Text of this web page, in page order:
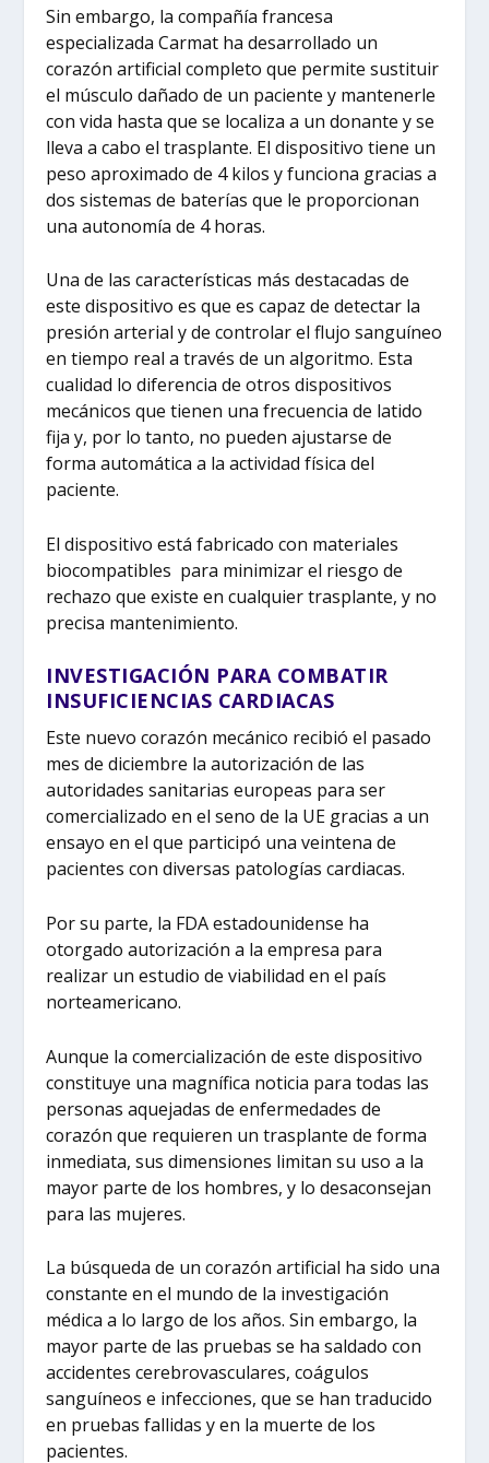
Sin embargo, la compañía francesa
especializada Carmat ha desarrollado un
corazón artificial completo que permite sustituir
el músculo dañado de un paciente y mantenerle
con vida hasta que se localiza a un donante y se
lleva a cabo el trasplante. El dispositivo tiene un
peso aproximado de 4 kilos y funciona gracias a
dos sistemas de baterías que le proporcionan
una autonomía de 4 horas.
Una de las características más destacadas de
este dispositivo es que es capaz de detectar la
presión arterial y de controlar el flujo sanguíneo
en tiempo real a través de un algoritmo. Esta
cualidad lo diferencia de otros dispositivos
mecánicos que tienen una frecuencia de latido
fija y, por lo tanto, no pueden ajustarse de
forma automática a la actividad física del
paciente.
El dispositivo está fabricado con materiales
biocompatibles para minimizar el riesgo de
rechazo que existe en cualquier trasplante, y no
precisa mantenimiento.
INVESTIGACIÓN PARA COMBATIR
INSUFICIENCIAS CARDIACAS
Este nuevo corazón mecánico recibió el pasado
mes de diciembre la autorización de las
autoridades sanitarias europeas para ser
comercializado en el seno de la UE gracias a un
ensayo en el que participó una veintena de
pacientes con diversas patologías cardiacas.
Por su parte, la FDA estadounidense ha
otorgado autorización a la empresa para
realizar un estudio de viabilidad en el país
norteamericano.
Aunque la comercialización de este dispositivo
constituye una magnífica noticia para todas las
personas aquejadas de enfermedades de
corazón que requieren un trasplante de forma
inmediata, sus dimensiones limitan su uso a la
mayor parte de los hombres, y lo desaconsejan
para las mujeres.
La búsqueda de un corazón artificial ha sido una
constante en el mundo de la investigación
médica a lo largo de los años. Sin embargo, la
mayor parte de las pruebas se ha saldado con
accidentes cerebrovasculares, coágulos
sanguíneos e infecciones, que se han traducido
en pruebas fallidas y en la muerte de los
pacientes.